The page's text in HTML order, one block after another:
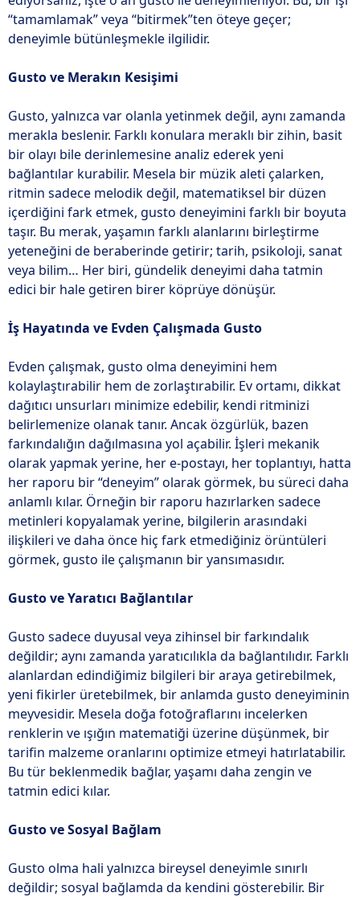
“tamamlamak” veya “bitirmek”ten öteye geçer;
deneyimle bütünleşmekle ilgilidir.
Gusto ve Merakın Kesişimi
Gusto, yalnızca var olanla yetinmek değil, aynı zamanda
merakla beslenir. Farklı konulara meraklı bir zihin, basit
bir olayı bile derinlemesine analiz ederek yeni
bağlantılar kurabilir. Mesela bir müzik aleti çalarken,
ritmin sadece melodik değil, matematiksel bir düzen
içerdiğini fark etmek, gusto deneyimini farklı bir boyuta
taşır. Bu merak, yaşamın farklı alanlarını birleştirme
yeteneğini de beraberinde getirir; tarih, psikoloji, sanat
veya bilim… Her biri, gündelik deneyimi daha tatmin
edici bir hale getiren birer köprüye dönüşür.
İş Hayatında ve Evden Çalışmada Gusto
Evden çalışmak, gusto olma deneyimini hem
kolaylaştırabilir hem de zorlaştırabilir. Ev ortamı, dikkat
dağıtıcı unsurları minimize edebilir, kendi ritminizi
belirlemenize olanak tanır. Ancak özgürlük, bazen
farkındalığın dağılmasına yol açabilir. İşleri mekanik
olarak yapmak yerine, her e-postayı, her toplantıyı, hatta
her raporu bir “deneyim” olarak görmek, bu süreci daha
anlamlı kılar. Örneğin bir raporu hazırlarken sadece
metinleri kopyalamak yerine, bilgilerin arasındaki
ilişkileri ve daha önce hiç fark etmediğiniz örüntüleri
görmek, gusto ile çalışmanın bir yansımasıdır.
Gusto ve Yaratıcı Bağlantılar
Gusto sadece duyusal veya zihinsel bir farkındalık
değildir; aynı zamanda yaratıcılıkla da bağlantılıdır. Farklı
alanlardan edindiğimiz bilgileri bir araya getirebilmek,
yeni fikirler üretebilmek, bir anlamda gusto deneyiminin
meyvesidir. Mesela doğa fotoğraflarını incelerken
renklerin ve ışığın matematiği üzerine düşünmek, bir
tarifin malzeme oranlarını optimize etmeyi hatırlatabilir.
Bu tür beklenmedik bağlar, yaşamı daha zengin ve
tatmin edici kılar.
Gusto ve Sosyal Bağlam
Gusto olma hali yalnızca bireysel deneyimle sınırlı
değildir; sosyal bağlamda da kendini gösterebilir. Bir